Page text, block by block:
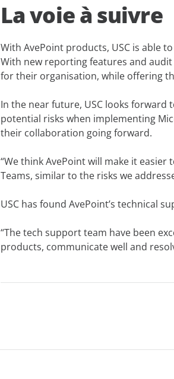
La voie à suivre
With AvePoint products, USC is able
With new reporting features and
for their organisation, while offering
In the near future, USC looks forward
potential risks when implementing
their collaboration going forward.
“We think AvePoint will make it
Teams, similar to the risks we
USC has found AvePoint’s technical
“The tech support team have been
products, communicate well and